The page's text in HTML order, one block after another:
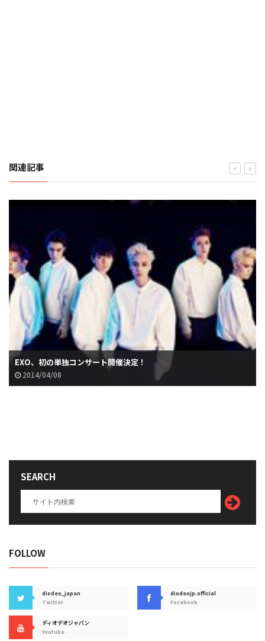
関連記事
EXO、初の単独コンサート開催決定！
2014/04/08
SEARCH
FOLLOW
diodeo_japan
Twitter
diodeojp.official
Facebook
ディオデオジャパン
Youtube